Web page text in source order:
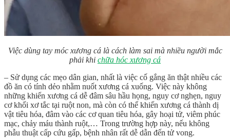
Việc dùng tay móc xương cá là cách làm sai mà nhiều người mắc
phải khi chữa hóc xương cá
– Sử dụng các mẹo dân gian, nhất là việc cố gắng ăn thật nhiều các
đồ ăn có tính dẻo nhằm nuốt xương cá xuống. Việc này không
những khiến xương cá dễ đâm sâu hầu họng, nguy cơ nghẹn, nguy
cơ khối xơ tắc tại ruột non, mà còn có thể khiến xương cá thành dị
vật tiêu hóa, đâm vào các cơ quan tiêu hóa, gây hoại tử, viêm phúc
mạc, chảy máu thành ruột,… Trong trường hợp này, nếu không
phẫu thuật cấp cứu gấp, bệnh nhân rất dễ dẫn đến tử vong.